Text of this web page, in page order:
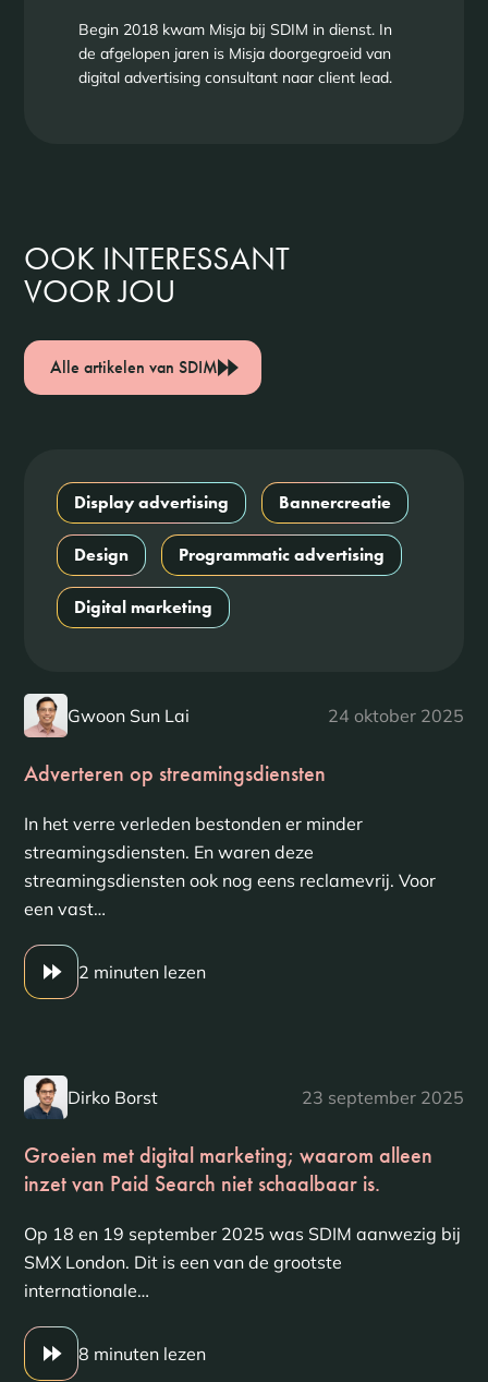
Begin 2018 kwam Misja bij SDIM in dienst. In
de afgelopen jaren is Misja doorgegroeid van
digital advertising consultant naar client lead.
OOK INTERESSANT
VOOR JOU
Alle artikelen van SDIM
Display advertising Bannercreatie
Design Programmatic advertising
Digital marketing
Gwoon Sun Lai 24 oktober 2025
Adverteren op streamingsdiensten
In het verre verleden bestonden er minder
streamingsdiensten. En waren deze
streamingsdiensten ook nog eens reclamevrij. Voor
een vast…
2 minuten lezen
Dirko Borst 23 september 2025
Groeien met digital marketing; waarom alleen
inzet van Paid Search niet schaalbaar is.
Op 18 en 19 september 2025 was SDIM aanwezig bij
SMX London. Dit is een van de grootste
internationale…
8 minuten lezen